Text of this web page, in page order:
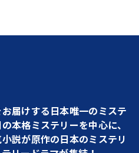
届けする日本唯一のミステ
本格ミステリーを中心に、
説が原作の日本のミステリ